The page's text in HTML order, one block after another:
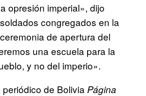
opresión imperial», dijo
congregados en la
de apertura del
una escuela para la
y no del imperio».
de Bolivia Página